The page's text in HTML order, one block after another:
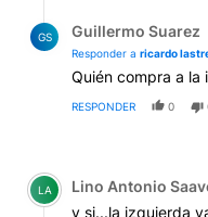
GS Guillermo Suarez
Responder a ricardo
Quién compra a la
RESPONDER 0
Comentario de Lino
LA Lino Antonio
y si...la izquierda